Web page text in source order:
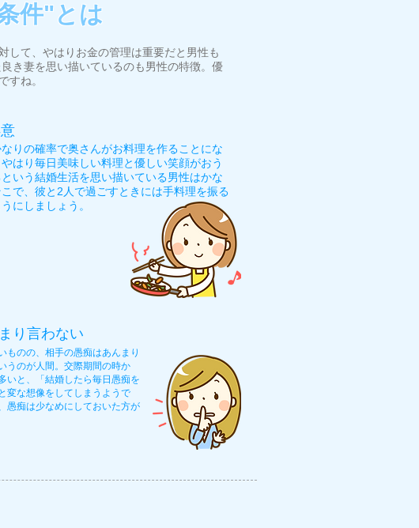
件"とは
して、やはりお金の管理は重要だと男性も
き妻を思い描いているのも男性の特徴。優
すね。
りの確率で奥さんがお料理を作ることにな
はり毎日美味しい料理と優しい笑顔がおう
いう結婚生活を思い描いている男性はかな
で、彼と2人で過ごすときには手料理を振る
にしましょう。
り言わない
ものの、相手の愚痴はあんまり
うのが人間。交際期間の時か
いと、「結婚したら毎日愚痴を
変な想像をしてしまうようで
愚痴は少なめにしておいた方が